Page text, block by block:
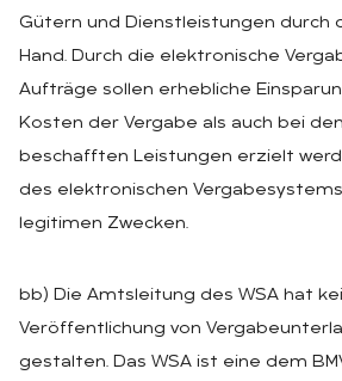
Gütern und Dienstleistungen durch
Hand. Durch die elektronische
Aufträge sollen erhebliche
Kosten der Vergabe als auch bei
beschafften Leistungen erzielt
des elektronischen
legitimen Zwecken.
bb) Die Amtsleitung des WSA hat
Veröffentlichung von
gestalten. Das WSA ist eine dem